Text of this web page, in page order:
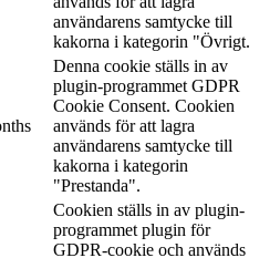
användarens samtycke till
kakorna i kategorin "Övrigt.
Denna cookie ställs in av
plugin-programmet GDPR
Cookie Consent. Cookien
används för att lagra
användarens samtycke till
kakorna i kategorin
"Prestanda".
Cookien ställs in av plugin-
programmet plugin för
GDPR-cookie och används